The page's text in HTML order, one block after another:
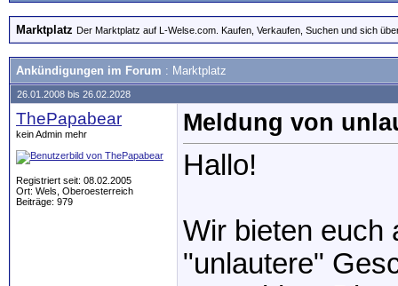
Marktplatz Der Marktplatz auf L-Welse.com. Kaufen, Verkaufen, Suchen und sich
Ankündigungen im Forum : Marktplatz
26.01.2008 bis 26.02.2028
ThePapabear
kein Admin mehr
Registriert seit: 08.02.2005
Ort: Wels, Oberoesterreich
Beiträge: 979
Meldung von
Hallo!
Wir bieten euch
"unlautere"